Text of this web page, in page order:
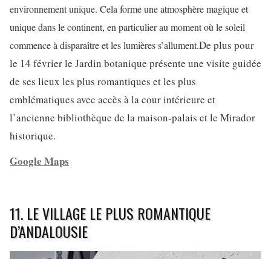
environnement unique. Cela forme une atmosphère magique et
unique dans le continent, en particulier au moment où le soleil
commence à disparaître et les lumières s’allument.De plus pour
le 14 février le Jardin botanique présente une visite guidée
de ses lieux les plus romantiques et les plus
emblématiques avec accès à la cour intérieure et
l’ancienne bibliothèque de la maison-palais et le Mirador
historique.
Google Maps
11. LE VILLAGE LE PLUS ROMANTIQUE
D’ANDALOUSIE